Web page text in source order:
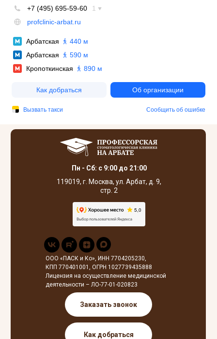
Пн - Сб: с 9:00 до 21:00
119019, г. Москва, ул. Арбат, д. 9,
стр. 2
Как добраться
Заказать звонок
ООО «ПАСК и Ко», ИНН 7704205230,
КПП 770401001, ОГРН 1027739435888
Лицензия на осуществление медицинской
деятельности – ЛО-77-01-020823